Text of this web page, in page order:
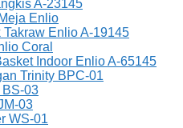
A-23145
Enlio
Enlio A-19145
Coral
Indoor Enlio A-65145
Trinity BPC-01
03
03
WS-01